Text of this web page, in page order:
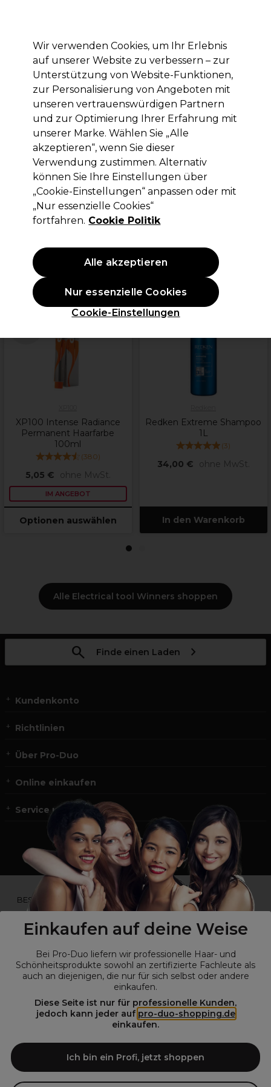
Einkaufen auf deine Weise
Bei Pro-Duo liefern wir professionelle Haar- und
Schönheitsprodukte sowohl an zertifizierte Fachleute als
auch an diejenigen, die nur für sich selbst oder andere
einkaufen.
Diese Seite ist nur für professionelle Kunden,
jedoch kann jeder auf pro-duo-shopping.de
einkaufen.
Ich bin ein Profi, jetzt shoppen
Anmelden
Marken Deals Haare Elektrogeräte Saloneinrichtung
Lieferung und Lieferzeiten
– mehr erfahren
Ups!
Keine Treffer für deine Suche.
hatte keine Treffer. Probiere es mit einem
allgemeineren Suchbegriff.
Das könnte dir gefallen
ANGEBOT
XP100 Intense Radiance
Permanent Haarfarbe
100ml
(380)
5,05 € ohne MwSt.
IM ANGEBOT
Optionen auswählen
Redken Extreme Shampoo
1L
(3)
34,00 € ohne MwSt.
In den Warenkorb
1
Alle Electrical tool Winners shoppen
Finde einen Laden
Kundenkonto
Richtlinien
Über Pro-Duo
Online einkaufen
Service und Kontakt
*Du bist kein Profikunde?
BESUCHE
UNSERE WEBSEITE FÜR ENDVERBRAUCHER.*
Pro-Duo ist Ihr zuverlässiger Partner für hochwertige Produkte im
Friseur- und Kosmetikbereich. Unsere sorgfältig ausgewählten,
Wir verwenden Cookies, um Ihr Erlebnis
auf unserer Website zu verbessern – zur
Unterstützung von Website-Funktionen,
zur Personalisierung von Angeboten mit
unseren vertrauenswürdigen Partnern
und zur Optimierung Ihrer Erfahrung mit
unserer Marke. Wählen Sie „Alle
akzeptieren“, wenn Sie dieser
Verwendung zustimmen. Alternativ
können Sie Ihre Einstellungen über
„Cookie-Einstellungen“ anpassen oder mit
„Nur essenzielle Cookies“
fortfahren. Cookie Politik
Cookie-Einstellungen
Nur essenzielle Cookies
Alle akzeptieren